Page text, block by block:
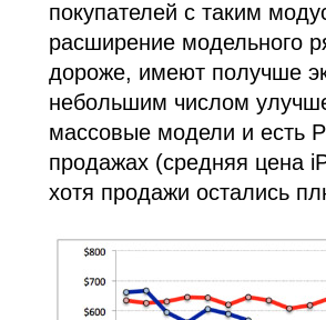
покупателей с таким
расширение модельного
дороже, имеют получше
небольшим числом
массовые модели и есть
продажах (средняя цена
хотя продажи остались